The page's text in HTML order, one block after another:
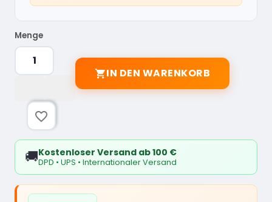
Menge
IN DEN WARENKORB
favorite_border
🚚Kostenloser Versand ab 100 €
DPD • UPS • Internationaler Versand